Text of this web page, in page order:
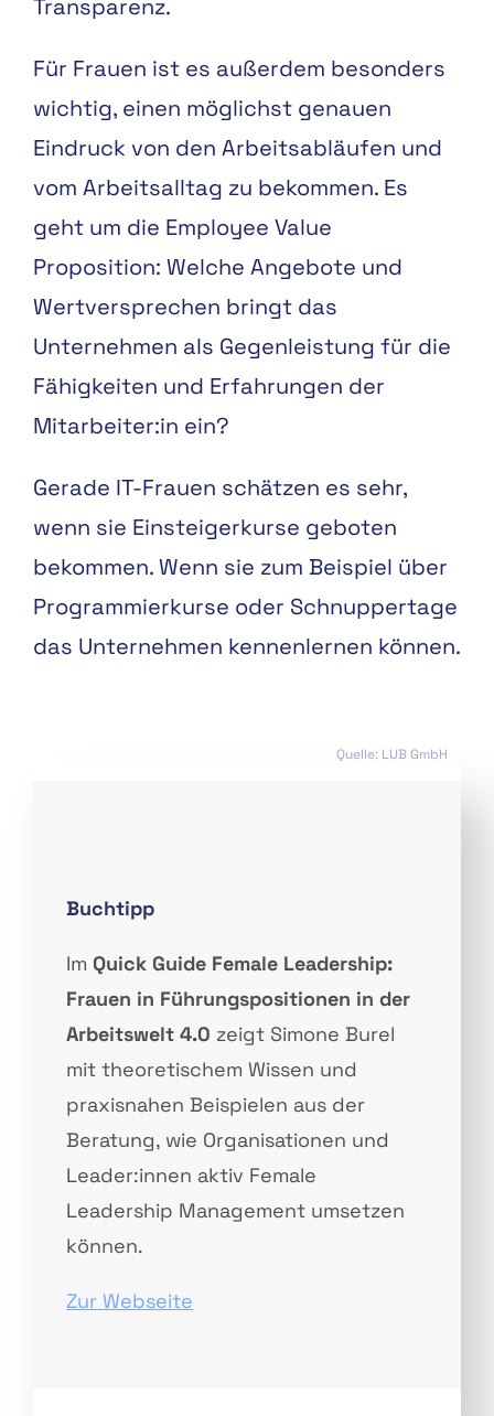
Transparenz.
Für Frauen ist es außerdem besonders
wichtig, einen möglichst genauen
Eindruck von den Arbeitsabläufen und
vom Arbeitsalltag zu bekommen. Es
geht um die Employee Value
Proposition: Welche Angebote und
Wertversprechen bringt das
Unternehmen als Gegenleistung für die
Fähigkeiten und Erfahrungen der
Mitarbeiter:in ein?
Gerade IT-Frauen schätzen es sehr,
wenn sie Einsteigerkurse geboten
bekommen. Wenn sie zum Beispiel über
Programmierkurse oder Schnuppertage
das Unternehmen kennenlernen können.
Quelle: LUB GmbH
Buchtipp
Im Quick Guide Female Leadership:
Frauen in Führungspositionen in der
Arbeitswelt 4.0 zeigt Simone Burel
mit theoretischem Wissen und
praxisnahen Beispielen aus der
Beratung, wie Organisationen und
Leader:innen aktiv Female
Leadership Management umsetzen
können.
Zur Webseite